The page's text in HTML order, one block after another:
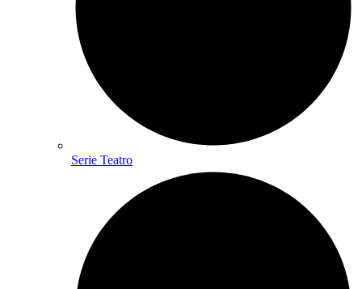
Serie Teatro